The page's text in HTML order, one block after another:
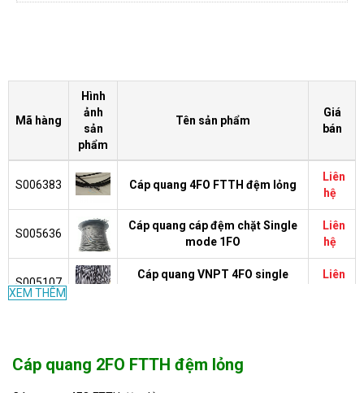
Mã hàng
Hình
ảnh
sản
phẩm
Tên sản phẩm
Giá
bán
S006383 Cáp quang 4FO FTTH đệm lỏng
Liên
hệ
S005636
Cáp quang cáp đệm chặt Single
mode 1FO
Liên
hệ
S005107
Cáp quang VNPT 4FO single
Liên
PVC/7x0,33/FRP 0.45
XEM THÊM
Cáp quang 2FO FTTH đệm lỏng